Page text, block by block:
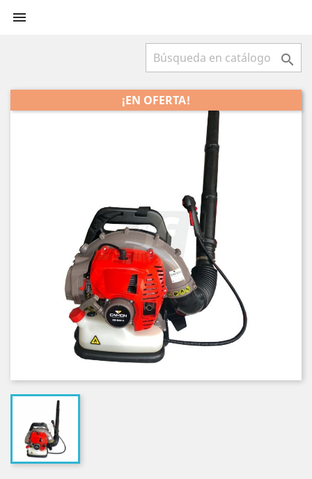


¡EN OFERTA!